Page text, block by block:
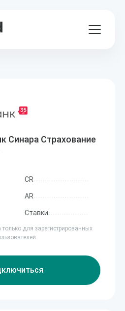
Синара Страхование
CR
AR
Ставки
для зарегистрированных